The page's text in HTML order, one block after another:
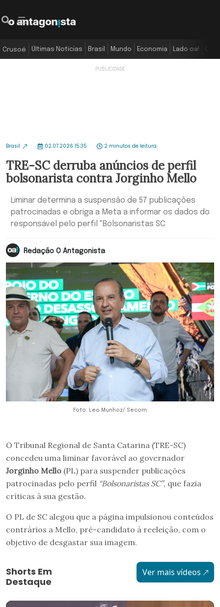
Crusoé Últimas Notícias Brasil Mundo Economia Lado oa!
Brasil 02.07.2026 15:35 2 minutos de leitura
TRE-SC derruba anúncios de perfil
bolsonarista contra Jorginho Mello
Liminar determina a suspensão de 57 publicações
patrocinadas e obriga a Meta a informar os dados do
responsável pelo perfil "Bolsonaristas SC
Redação O Antagonista
Foto: Leo Munhoz/ Secom
O Tribunal Regional de Santa Catarina (TRE-SC)
concedeu uma liminar favorável ao governador
Jorginho Mello (PL) para suspender publicações
patrocinadas pelo perfil “Bolsonaristas SC”, que fazia
críticas à sua gestão.
O PL de SC alegou que a página impulsionou conteúdos
contrários a Mello, pré-candidato à reeleição, com o
objetivo de desgastar sua imagem.
Shorts Em
Destaque
Ver mais vídeos